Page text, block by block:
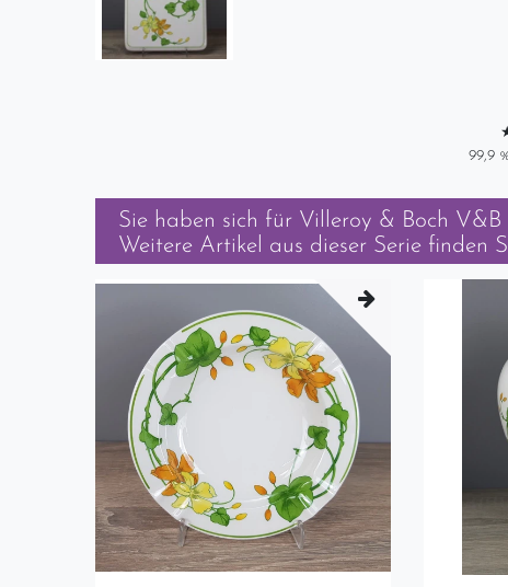
99,9
Sie haben sich für Villeroy & Boch V&B
Weitere Artikel aus dieser Serie finden